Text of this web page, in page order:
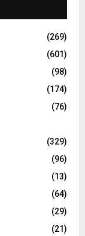
(269)
(601)
(98)
(174)
(76)
(329)
(96)
(13)
(64)
(29)
(21)